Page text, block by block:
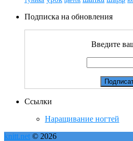
Подписка на обновления
Введите
Ссылки
Наращивание ногтей
knitt.net © 2026